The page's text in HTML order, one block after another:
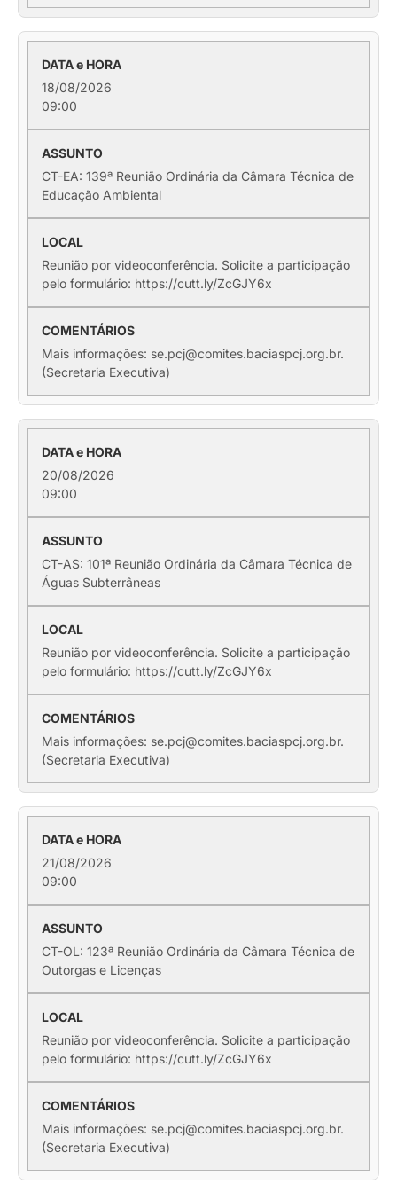
18/08/2026
09:00
CT-EA: 139ª Reunião Ordinária da Câmara Técnica de
Educação Ambiental
Reunião por videoconferência. Solicite a participação
pelo formulário: https://cutt.ly/ZcGJY6x
Mais informações: se.pcj@comites.baciaspcj.org.br.
(Secretaria Executiva)
20/08/2026
09:00
CT-AS: 101ª Reunião Ordinária da Câmara Técnica de
Águas Subterrâneas
Reunião por videoconferência. Solicite a participação
pelo formulário: https://cutt.ly/ZcGJY6x
Mais informações: se.pcj@comites.baciaspcj.org.br.
(Secretaria Executiva)
21/08/2026
09:00
CT-OL: 123ª Reunião Ordinária da Câmara Técnica de
Outorgas e Licenças
Reunião por videoconferência. Solicite a participação
pelo formulário: https://cutt.ly/ZcGJY6x
Mais informações: se.pcj@comites.baciaspcj.org.br.
(Secretaria Executiva)